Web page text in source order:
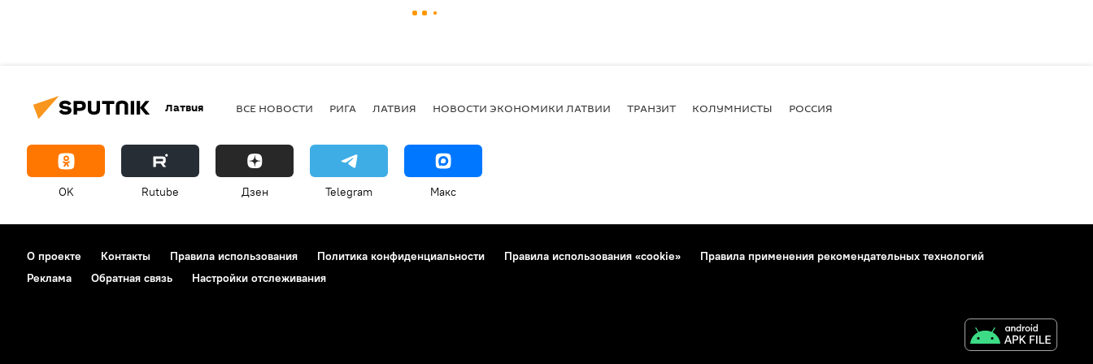
Латвия ВСЕ НОВОСТИ РИГА ЛАТВИЯ НОВОСТИ ЭКОНОМИКИ ЛАТВИИ ТРАНЗИТ КОЛУМНИСТЫ РОССИЯ
OK Rutube Дзен Telegram Макс
О проекте Контакты Правила использования Политика конфиденциальности Правила использования «cookie»
Правила применения рекомендательных технологий
Реклама
Обратная связь Настройки отслеживания